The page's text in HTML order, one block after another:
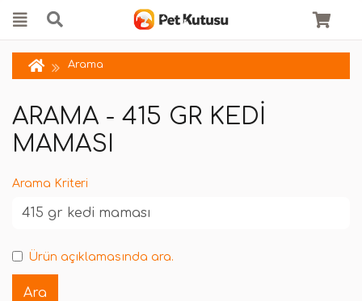
Arama
ARAMA - 415 GR KEDI
MAMASI
Arama Kriteri
Ürün açıklamasında ara.